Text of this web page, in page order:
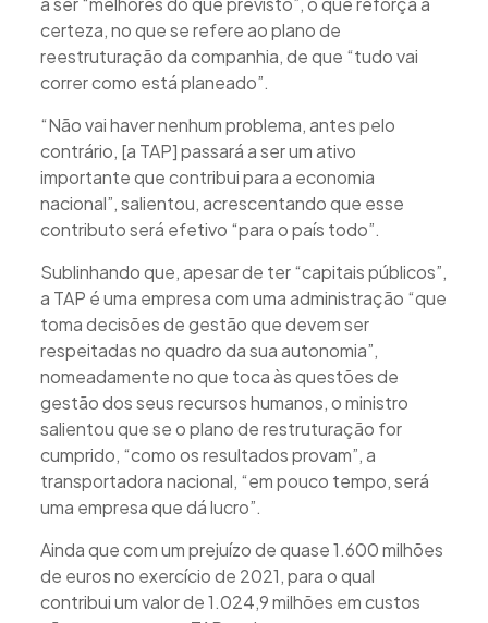
certeza, no que se refere ao plano de
reestruturação da companhia, de que “tudo vai
correr como está planeado”.
“Não vai haver nenhum problema, antes pelo
contrário, [a TAP] passará a ser um ativo
importante que contribui para a economia
nacional”, salientou, acrescentando que esse
contributo será efetivo “para o país todo”.
Sublinhando que, apesar de ter “capitais públicos”,
a TAP é uma empresa com uma administração “que
toma decisões de gestão que devem ser
respeitadas no quadro da sua autonomia”,
nomeadamente no que toca às questões de
gestão dos seus recursos humanos, o ministro
salientou que se o plano de restruturação for
cumprido, “como os resultados provam”, a
transportadora nacional, “em pouco tempo, será
uma empresa que dá lucro”.
Ainda que com um prejuízo de quase 1.600 milhões
de euros no exercício de 2021, para o qual
contribui um valor de 1.024,9 milhões em custos